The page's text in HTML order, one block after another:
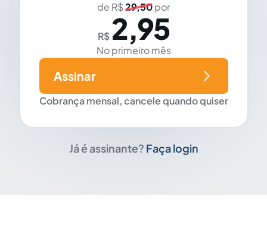
de R$29,50por
R$ 2,95
No primeiro mês
Cobrança mensal, cancele quando quiser
Assinar
Já é assinante? Faça login